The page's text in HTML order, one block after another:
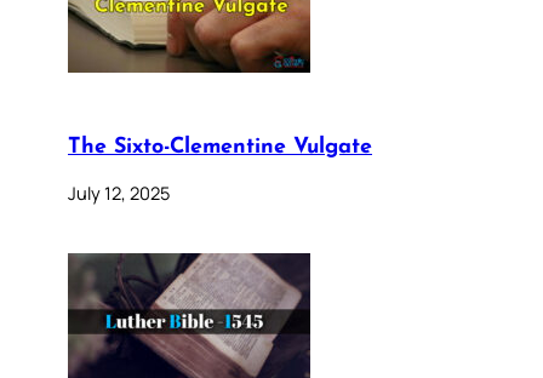
The Sixto-Clementine Vulgate
July 12, 2025